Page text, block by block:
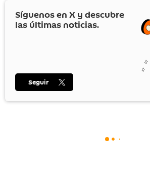
Síguenos en X y descubre
las últimas noticias.
Seguir